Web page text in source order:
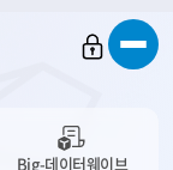
Big-데이터웨이브